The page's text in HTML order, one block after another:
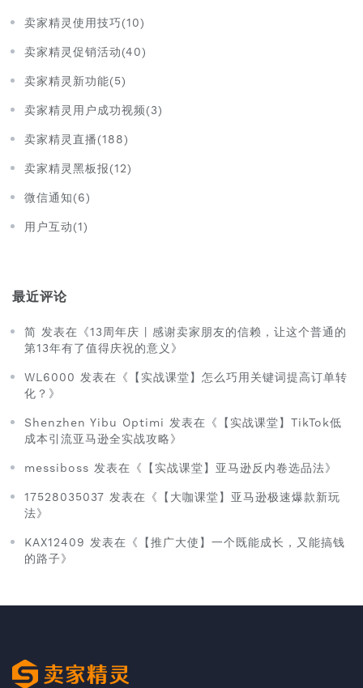
卖家精灵使用技巧(10)
卖家精灵促销活动(40)
卖家精灵新功能(5)
卖家精灵用户成功视频(3)
卖家精灵直播(188)
卖家精灵黑板报(12)
微信通知(6)
用户互动(1)
最近评论
简 发表在《13周年庆 | 感谢卖家朋友的信赖，让这个普通的
第13年有了值得庆祝的意义》
WL6000 发表在《【实战课堂】怎么巧用关键词提高订单转
化？》
Shenzhen Yibu Optimi 发表在《【实战课堂】TikTok低
成本引流亚马逊全实战攻略》
messiboss 发表在《【实战课堂】亚马逊反内卷选品法》
17528035037 发表在《【大咖课堂】亚马逊极速爆款新玩
法》
KAX12409 发表在《【推广大使】一个既能成长，又能搞钱
的路子》